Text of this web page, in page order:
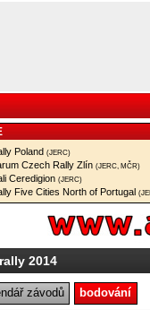
Poland (JERC)
Czech Rally Zlín (JERC, MČR)
Ceredigion (JERC)
Five Cities North of Portugal
2014
závodů bodování